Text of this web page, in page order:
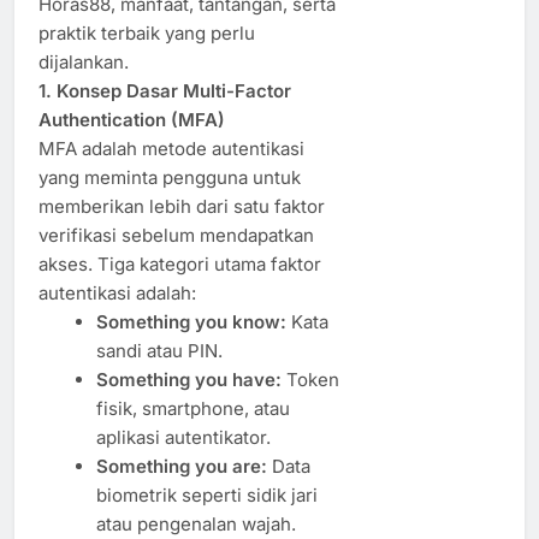
praktik terbaik yang perlu
dijalankan.
1. Konsep Dasar Multi-Factor
Authentication (MFA)
MFA adalah metode autentikasi
yang meminta pengguna untuk
memberikan lebih dari satu faktor
verifikasi sebelum mendapatkan
akses. Tiga kategori utama faktor
autentikasi adalah:
Something you know: Kata
sandi atau PIN.
Something you have: Token
fisik, smartphone, atau
aplikasi autentikator.
Something you are: Data
biometrik seperti sidik jari
atau pengenalan wajah.